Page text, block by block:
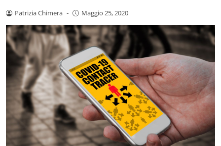
Patrizia Chimera - Maggio 25, 2020